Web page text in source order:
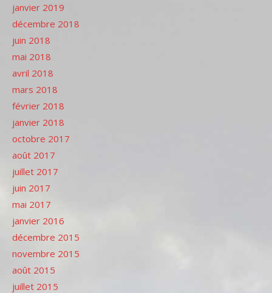
janvier 2019
décembre 2018
juin 2018
mai 2018
avril 2018
mars 2018
février 2018
janvier 2018
octobre 2017
août 2017
juillet 2017
juin 2017
mai 2017
janvier 2016
décembre 2015
novembre 2015
août 2015
juillet 2015